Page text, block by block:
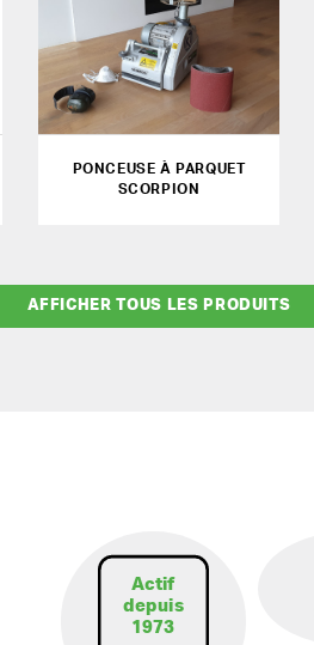
PONCEUSE À PARQUET
SCORPION
AFFICHER TOUS LES PRODUITS
Actif
depuis
1973